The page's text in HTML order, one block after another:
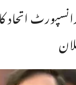
اتحاد